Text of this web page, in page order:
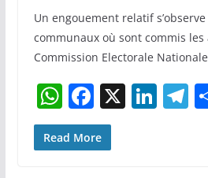
Un engouement relatif
communaux où sont commis les
Commission Electorale
W
h
at
F
a
c
X Li T
Read More